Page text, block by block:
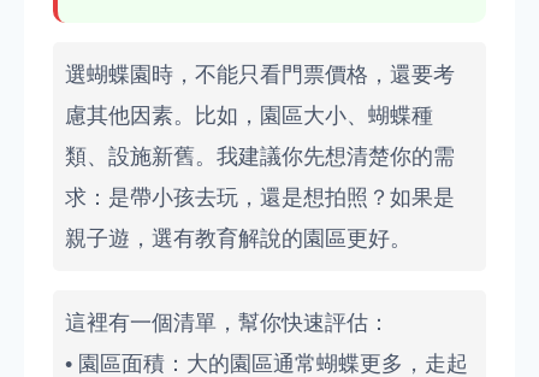
選蝴蝶園時，不能只看門票價格，還要考
慮其他因素。比如，園區大小、蝴蝶種
類、設施新舊。我建議你先想清楚你的需
求：是帶小孩去玩，還是想拍照？如果是
親子遊，選有教育解說的園區更好。
這裡有一個清單，幫你快速評估：
• 園區面積：大的園區通常蝴蝶更多，走起